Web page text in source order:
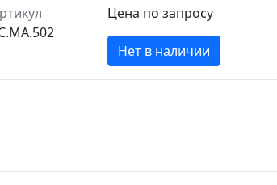
Цена по запросу
Нет в наличии